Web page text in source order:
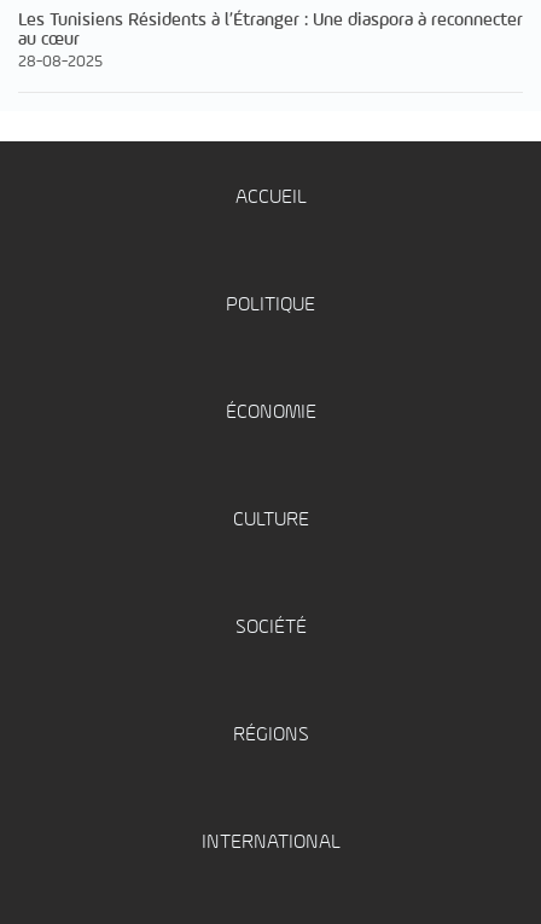
Les Tunisiens Résidents à l’Étranger : Une diaspora à reconnecter
au cœur
28-08-2025
ACCUEIL
POLITIQUE
ÉCONOMIE
CULTURE
SOCIÉTÉ
RÉGIONS
INTERNATIONAL